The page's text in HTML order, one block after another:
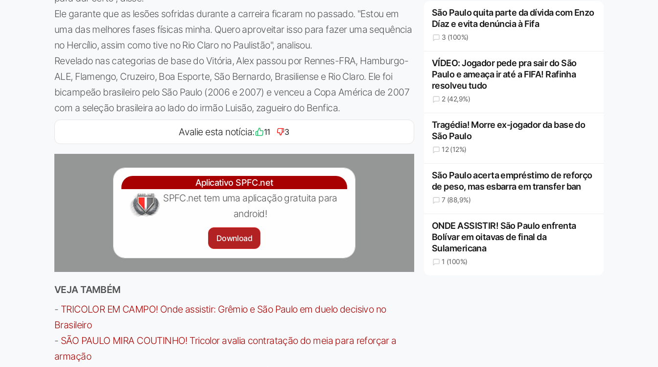
Ele garante que as lesões sofridas durante a carreira ficaram no passado. "Estou em
uma das melhores fases físicas minha. Quero aproveitar isso para fazer uma sequência
no Hercílio, assim como tive no Rio Claro no Paulistão", analisou.
Revelado nas categorias de base do Vitória, Alex passou por Rennes-FRA, Hamburgo-
ALE, Flamengo, Cruzeiro, Boa Esporte, São Bernardo, Brasiliense e Rio Claro. Ele foi
bicampeão brasileiro pelo São Paulo (2006 e 2007) e venceu a Copa América de 2007
com a seleção brasileira ao lado do irmão Luisão, zagueiro do Benfica.
Avalie esta notícia: 11 3
Aplicativo SPFC.net
SPFC.net tem uma aplicação gratuita para
android!
Download
VEJA TAMBÉM
- TRICOLOR EM CAMPO! Onde assistir: Grêmio e São Paulo em duelo decisivo no
Brasileiro
- SÃO PAULO MIRA COUTINHO! Tricolor avalia contratação do meia para reforçar a
armação
São Paulo quita parte da dívida com Enzo
Díaz e evita denúncia à Fifa
3 (100%)
VÍDEO: Jogador pede pra sair do São
Paulo e ameaça ir até a FIFA! Rafinha
resolveu tudo
2 (42,9%)
Tragédia! Morre ex-jogador da base do
São Paulo
12 (12%)
São Paulo acerta empréstimo de reforço
de peso, mas esbarra em transfer ban
7 (88,9%)
ONDE ASSISTIR! São Paulo enfrenta
Bolívar em oitavas de final da
Sulamericana
1 (100%)